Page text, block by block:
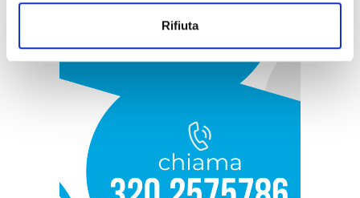
Rifiuta